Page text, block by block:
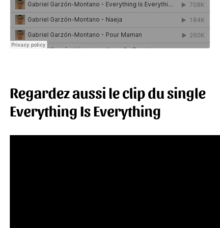
Regardez aussi le clip du single
Everything Is Everything